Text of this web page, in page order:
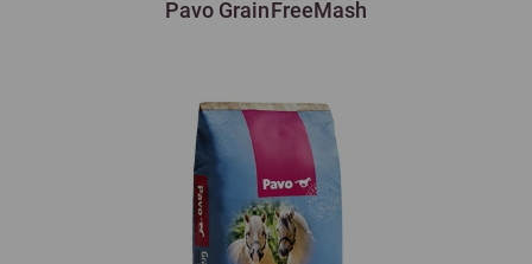
Pavo GrainFreeMash